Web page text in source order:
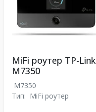
MiFi роутер TP-Link
M7350
M7350
Тип: MiFi роутер